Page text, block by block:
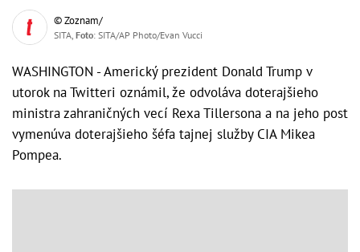
© Zoznam/
SITA, Foto: SITA/AP Photo/Evan Vucci
WASHINGTON - Americký prezident Donald Trump v
utorok na Twitteri oznámil, že odvoláva doterajšieho
ministra zahraničných vecí Rexa Tillersona a na jeho post
vymenúva doterajšieho šéfa tajnej služby CIA Mikea
Pompea.